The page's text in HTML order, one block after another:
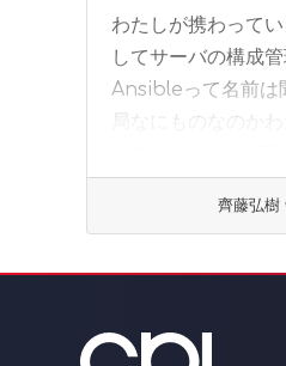
わたしが携わって
してサーバの構成
Ansibleって名前は
局なにものなのか
齊藤弘樹